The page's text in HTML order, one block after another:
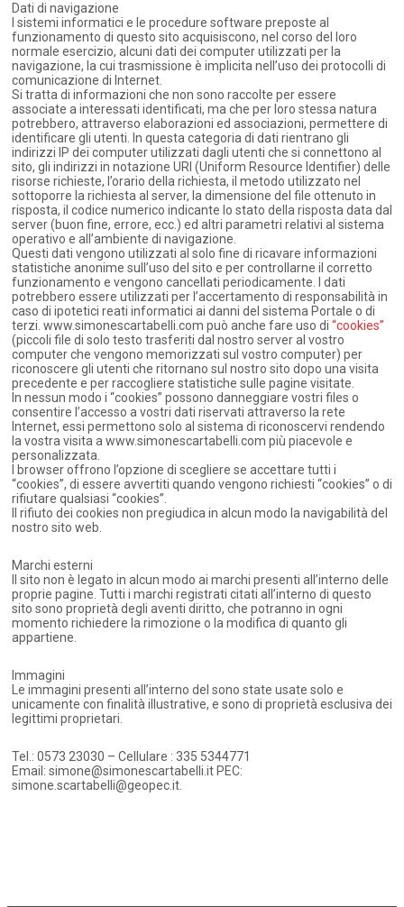
Dati di navigazione
I sistemi informatici e le procedure software preposte al
funzionamento di questo sito acquisiscono, nel corso del loro
normale esercizio, alcuni dati dei computer utilizzati per la
navigazione, la cui trasmissione è implicita nell’uso dei protocolli di
comunicazione di Internet.
Si tratta di informazioni che non sono raccolte per essere
associate a interessati identificati, ma che per loro stessa natura
potrebbero, attraverso elaborazioni ed associazioni, permettere di
identificare gli utenti. In questa categoria di dati rientrano gli
indirizzi IP dei computer utilizzati dagli utenti che si connettono al
sito, gli indirizzi in notazione URI (Uniform Resource Identifier) delle
risorse richieste, l’orario della richiesta, il metodo utilizzato nel
sottoporre la richiesta al server, la dimensione del file ottenuto in
risposta, il codice numerico indicante lo stato della risposta data dal
server (buon fine, errore, ecc.) ed altri parametri relativi al sistema
operativo e all’ambiente di navigazione.
Questi dati vengono utilizzati al solo fine di ricavare informazioni
statistiche anonime sull’uso del sito e per controllarne il corretto
funzionamento e vengono cancellati periodicamente. I dati
potrebbero essere utilizzati per l’accertamento di responsabilità in
caso di ipotetici reati informatici ai danni del sistema Portale o di
terzi. www.simonescartabelli.com può anche fare uso di “cookies”
(piccoli file di solo testo trasferiti dal nostro server al vostro
computer che vengono memorizzati sul vostro computer) per
riconoscere gli utenti che ritornano sul nostro sito dopo una visita
precedente e per raccogliere statistiche sulle pagine visitate.
In nessun modo i “cookies” possono danneggiare vostri files o
consentire l’accesso a vostri dati riservati attraverso la rete
Internet, essi permettono solo al sistema di riconoscervi rendendo
la vostra visita a www.simonescartabelli.com più piacevole e
personalizzata.
I browser offrono l’opzione di scegliere se accettare tutti i
“cookies”, di essere avvertiti quando vengono richiesti “cookies” o di
rifiutare qualsiasi “cookies”.
Il rifiuto dei cookies non pregiudica in alcun modo la navigabilità del
nostro sito web.
Marchi esterni
Il sito non è legato in alcun modo ai marchi presenti all’interno delle
proprie pagine. Tutti i marchi registrati citati all’interno di questo
sito sono proprietà degli aventi diritto, che potranno in ogni
momento richiedere la rimozione o la modifica di quanto gli
appartiene.
Immagini
Le immagini presenti all’interno del sono state usate solo e
unicamente con finalità illustrative, e sono di proprietà esclusiva dei
legittimi proprietari.
Tel.: 0573 23030 – Cellulare : 335 5344771
Email: simone@simonescartabelli.it PEC:
simone.scartabelli@geopec.it.